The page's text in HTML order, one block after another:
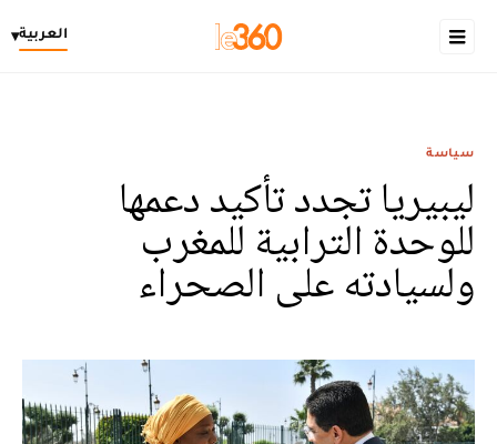
العربية▾
سياسة
ليبيريا تجدد تأكيد دعمها
للوحدة الترابية للمغرب
ولسيادته على الصحراء